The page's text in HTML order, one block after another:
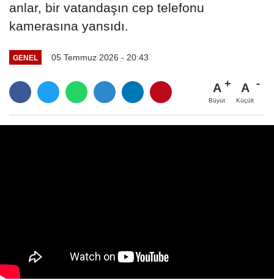
anlar, bir vatandaşın cep telefonu
kamerasına yansıdı.
GENEL 05 Temmuz 2026 - 20:43
A
Büyüt
A
Küçült